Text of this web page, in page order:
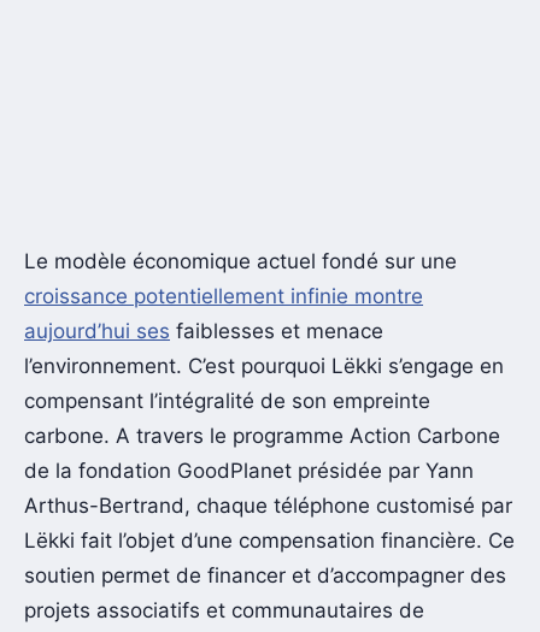
Le modèle économique actuel fondé sur une
croissance potentiellement infinie montre
aujourd’hui ses faiblesses et menace
l’environnement. C’est pourquoi Lëkki s’engage en
compensant l’intégralité de son empreinte
carbone. A travers le programme Action Carbone
de la fondation GoodPlanet présidée par Yann
Arthus-Bertrand, chaque téléphone customisé par
Lëkki fait l’objet d’une compensation financière. Ce
soutien permet de financer et d’accompagner des
projets associatifs et communautaires de